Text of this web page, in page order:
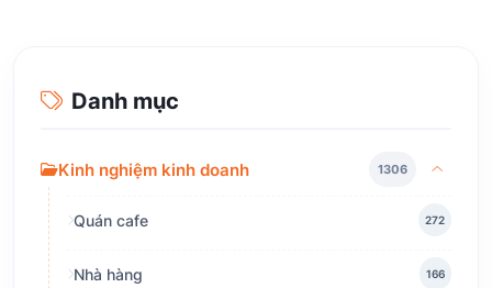
Danh mục
Kinh nghiệm kinh doanh 1306
Quán cafe 272
Nhà hàng 166